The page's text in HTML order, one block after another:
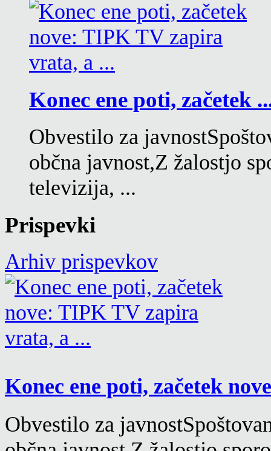
Konec ene poti, začetek
Obvestilo za
občna javnost,Z žalostjo
televizija, ...
Prispevki
Arhiv prispevkov
Konec ene poti, začetek
Obvestilo za